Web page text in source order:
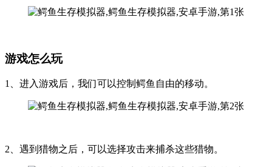
游戏怎么玩
1、进入游戏后，我们可以控制鳄鱼自由的移动。
2、遇到猎物之后，可以选择攻击来捕杀这些猎物。